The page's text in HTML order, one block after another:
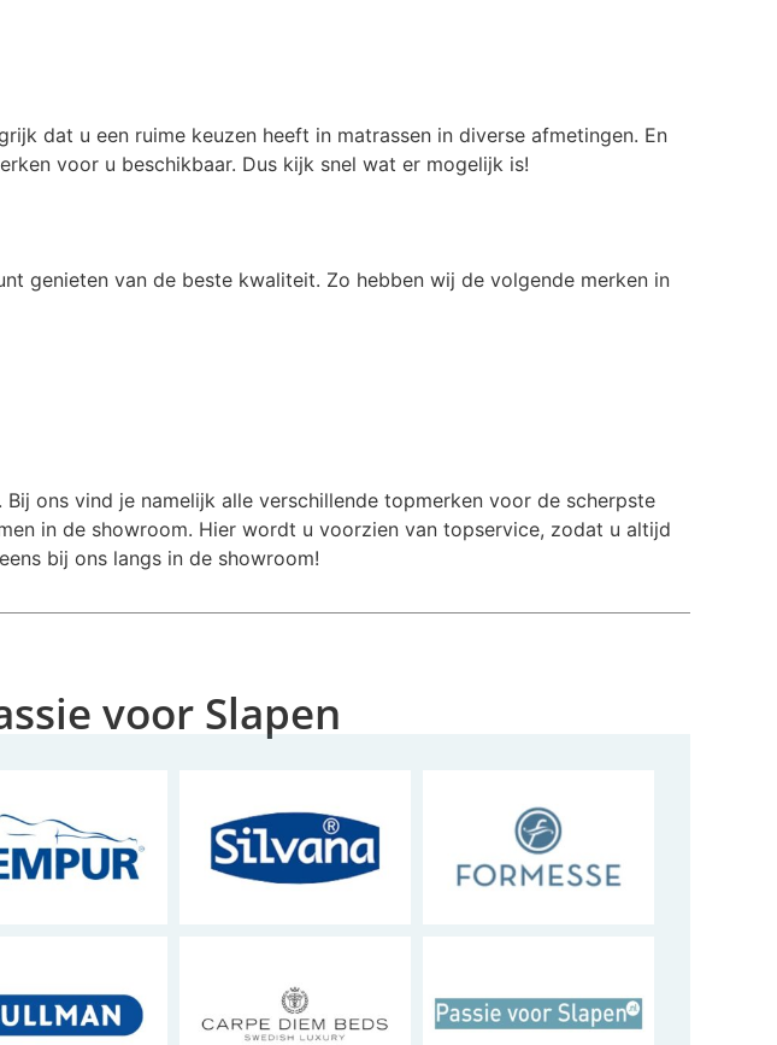
dat u een ruime keuzen heeft in matrassen in diverse afmetingen. En
voor u beschikbaar. Dus kijk snel wat er mogelijk is!
genieten van de beste kwaliteit. Zo hebben wij de volgende merken in
ons vind je namelijk alle verschillende topmerken voor de scherpste
in de showroom. Hier wordt u voorzien van topservice, zodat u altijd
bij ons langs in de showroom!
voor Slapen